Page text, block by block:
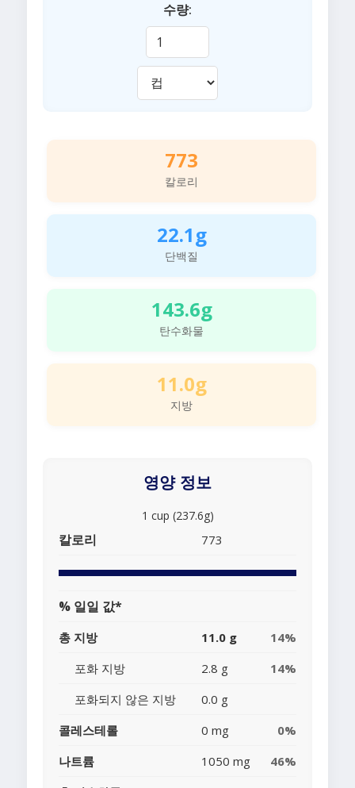
수량:
773
칼로리
22.1g
단백질
143.6g
탄수화물
11.0g
지방
영양 정보
1 cup (237.6g)
칼로리 773
% 일일 값*
총 지방 11.0 g
14%
포화 지방
2.8 g
14%
포화되지 않은 지방
0.0 g
콜레스테롤
0 mg
0%
나트륨
1050 mg
46%